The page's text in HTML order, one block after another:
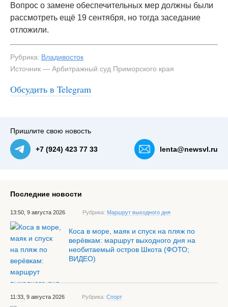
Вопрос о замене обеспечительных мер должны были
рассмотреть ещё 19 сентября, но тогда заседание
отложили.
Рубрика: Владивосток
Источник — Арбитражный суд Приморского края
Обсудить в Telegram
Пришлите свою новость
+7 (924) 423 77 33 lenta@newsvl.ru
Последние новости
13:50, 9 августа 2026 Рубрика: Маршрут выходного дня
Коса в море, маяк и спуск на пляж по
верёвкам: маршрут выходного дня на
необитаемый остров Шкота (ФОТО;
ВИДЕО)
11:33, 9 августа 2026 Рубрика: Спорт